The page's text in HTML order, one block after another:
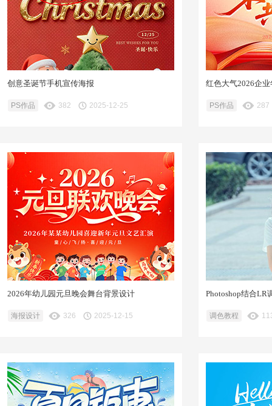
创意圣诞节手机宣传海报
PS作品 382 2025-12-25
红色大气2026企
PS作品 287
2026年幼儿园元旦晚会舞台背景设计
海报设计 326 2025-12-15
Photoshop结合LR
调色教程